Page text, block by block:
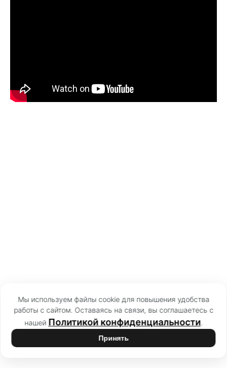
Мы используем файлы cookie для повышения удобства
работы с сайтом. Оставаясь на связи, вы соглашаетесь с
нашей Политикой конфиденциальности.
Принять